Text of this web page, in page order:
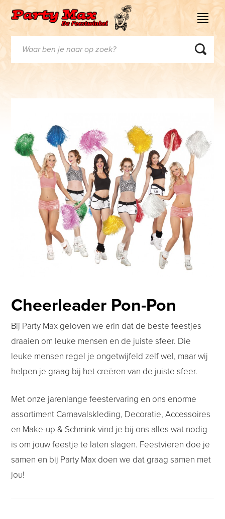
Cheerleader Pon-Pon
Bij Party Max geloven we erin dat de beste feestjes
draaien om leuke mensen en de juiste sfeer. Die
leuke mensen regel je ongetwijfeld zelf wel, maar wij
helpen je graag bij het creëren van de juiste sfeer.
Met onze jarenlange feestervaring en ons enorme
assortiment Carnavalskleding, Decoratie, Accessoires
en Make-up & Schmink vind je bij ons alles wat nodig
is om jouw feestje te laten slagen. Feestvieren doe je
samen en bij Party Max doen we dat graag samen met
jou!